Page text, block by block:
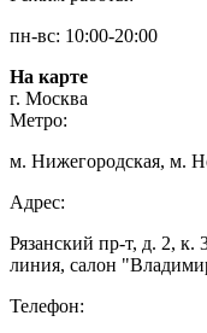
пн-вс: 10:00-20:00
На карте
г. Москва
Метро:
м. Нижегородская, м.
Адрес:
Рязанский пр-т, д. 2,
линия, салон
Телефон: